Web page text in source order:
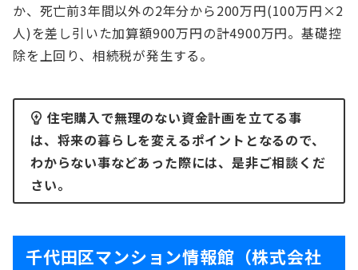
か、死亡前3年間以外の2年分から200万円(100万円×2
人)を差し引いた加算額900万円の計4900万円。基礎控
除を上回り、相続税が発生する。
住宅購入で無理のない資金計画を立てる事
は、将来の暮らしを変えるポイントとなるので、
わからない事などあった際には、是非ご相談くだ
さい。
千代田区マンション情報館（株式会社